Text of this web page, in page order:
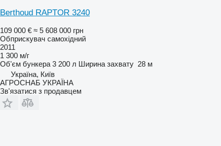
Berthoud RAPTOR 3240
109 000 € ≈ 5 608 000 грн
Обприскувач самохідний
2011
1 300 м/г
Об'єм бункера 3 200 л Ширина захвату 28 м
Україна, Київ
АГРОСНАБ УКРАЇНА
Зв'язатися з продавцем